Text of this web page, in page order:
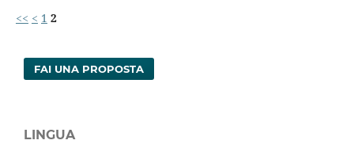
<< < 1 2
FAI UNA PROPOSTA
LINGUA